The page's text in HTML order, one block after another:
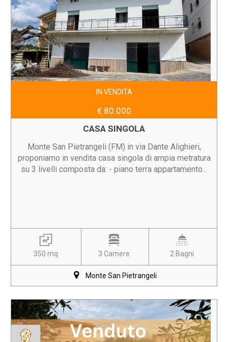
IN VENDITA
€ 80.000
CASA SINGOLA
Monte San Pietrangeli (FM) in via Dante Alighieri,
proponiamo in vendita casa singola di ampia metratura
su 3 livelli composta da: - piano terra appartamento...
350 mq 3 Camere 2 Bagni
Monte San Pietrangeli